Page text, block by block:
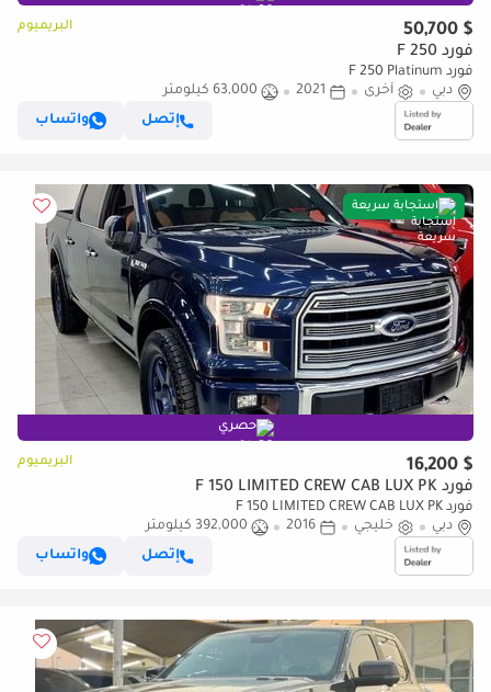
$ 50,700 البريميوم
فورد F 250
فورد F 250 Platinum
دبي
أخرى 2021
63,000 كيلومتر
إتصل
واتساب
استجابة سريعة
حصري
$ 16,200 البريميوم
فورد F 150 LIMITED CREW CAB LUX PK
فورد F 150 LIMITED CREW CAB LUX PK
دبي
خليجي 2016
392,000 كيلومتر
إتصل
واتساب